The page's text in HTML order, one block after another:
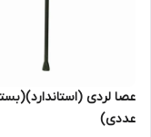
عددی)